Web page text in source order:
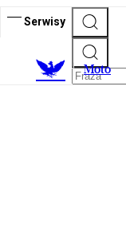
Serwisy
Moto